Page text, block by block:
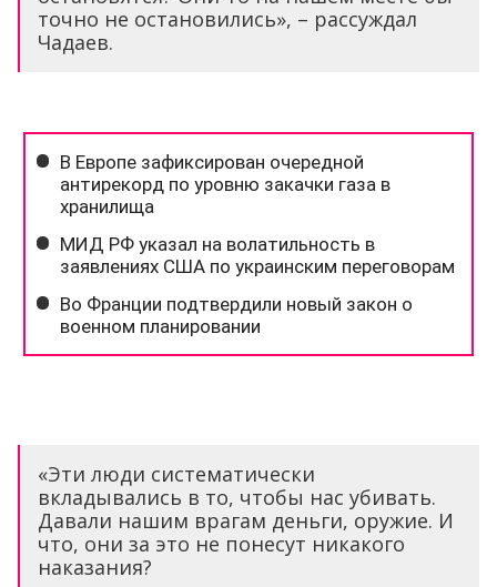
точно не остановились», – рассуждал
Чадаев.
«Эти люди систематически
вкладывались в то, чтобы нас убивать.
Давали нашим врагам деньги, оружие. И
что, они за это не понесут никакого
наказания?